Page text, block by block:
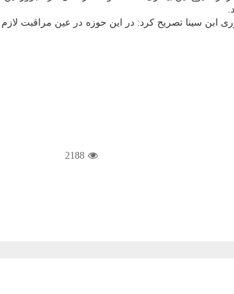
ابن سینا تصریح کرد: در این حوزه در عین مراقبت
2188